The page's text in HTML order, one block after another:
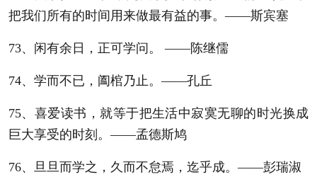
把我们所有的时间用来做最有益的事。——斯宾塞
73、闲有余日，正可学问。 ——陈继儒
74、学而不已，阖棺乃止。——孔丘
75、喜爱读书，就等于把生活中寂寞无聊的时光换成
巨大享受的时刻。——孟德斯鸠
76、旦旦而学之，久而不怠焉，迄乎成。——彭瑞淑